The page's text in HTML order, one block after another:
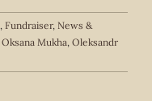
, Fundraiser, News &
Oksana Mukha, Oleksandr